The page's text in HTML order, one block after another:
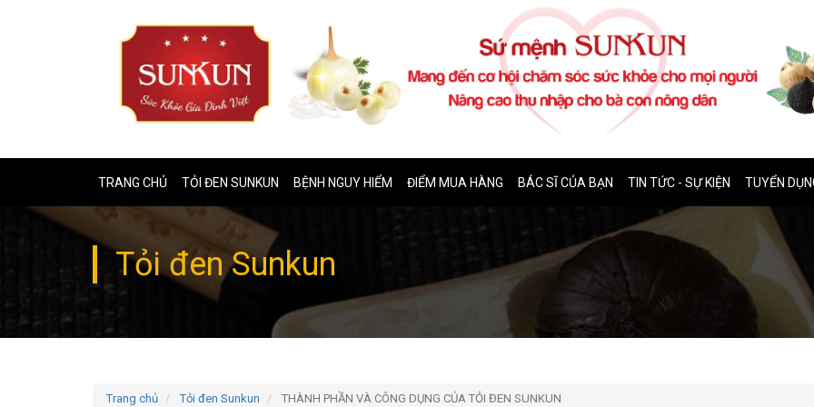
TRANG CHỦ TỎI ĐEN SUNKUN BỆNH NGUY HIỂM ĐIỂM MUA HÀNG BÁC SĨ CỦA BẠN TIN TỨC - SỰ KIỆN TUYỂN
Tỏi đen Sunkun
Trang chủ Tỏi đen Sunkun THÀNH PHẦN VÀ CÔNG DỤNG CỦA TỎI ĐEN SUNKUN